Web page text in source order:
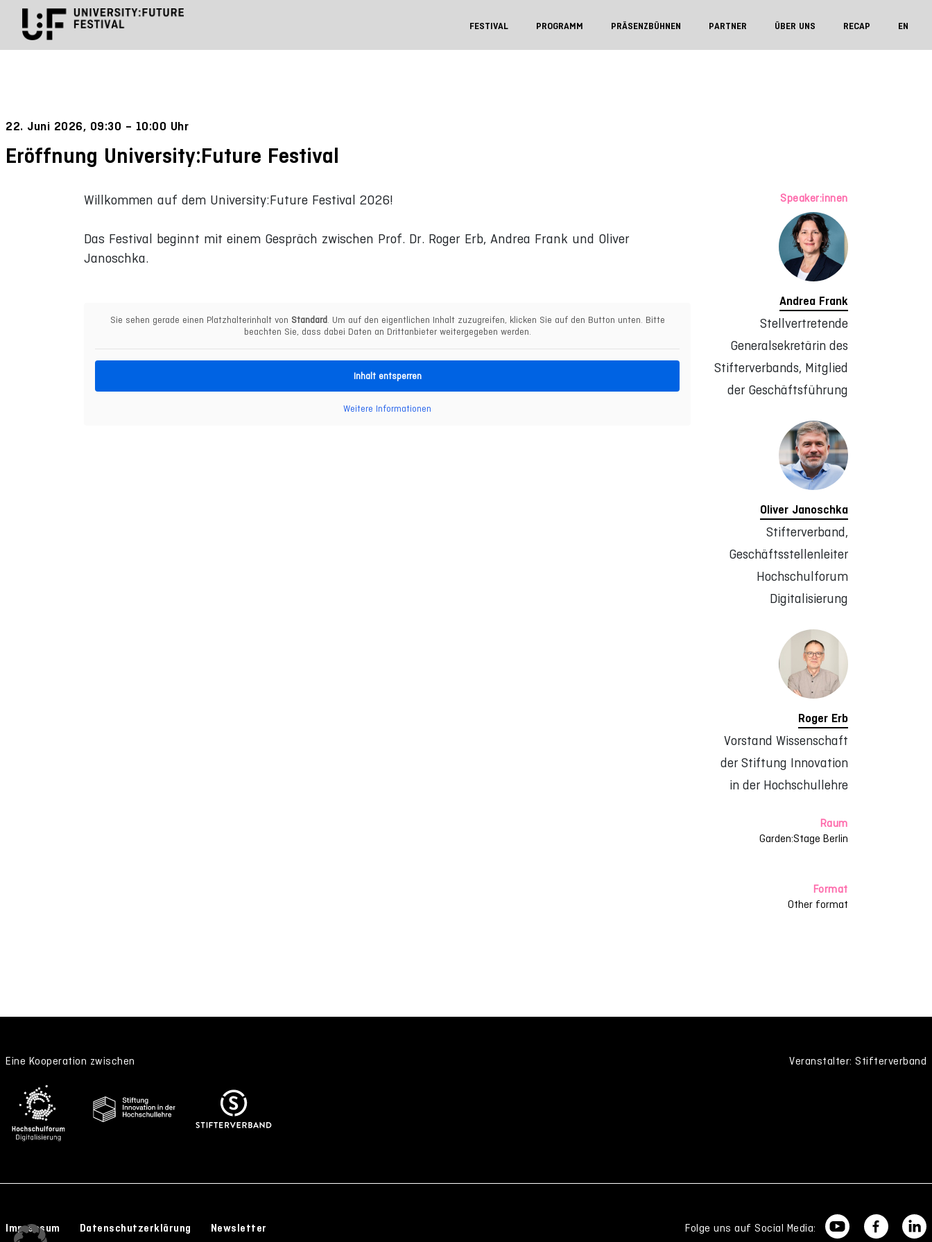
FESTIVAL PROGRAMM PRÄSENZBÜHNEN PARTNER ÜBER UNS RECAP EN
22. Juni 2026, 09:30 – 10:00 Uhr
Eröffnung University:Future Festival
Willkommen auf dem University:Future Festival 2026!
Das Festival beginnt mit einem Gespräch zwischen Prof. Dr. Roger Erb, Andrea Frank und Oliver
Janoschka.
Sie sehen gerade einen Platzhalterinhalt von Standard . Um auf den eigentlichen Inhalt zuzugreifen, klicken Sie auf den Button unten. Bitte
beachten Sie, dass dabei Daten an Drittanbieter weitergegeben werden.
Inhalt entsperren
Weitere Informationen
Speaker:innen
Andrea Frank
Stellvertretende
Generalsekretärin des
Stifterverbands, Mitglied
der Geschäftsführung
Oliver Janoschka
Stifterverband,
Geschäftsstellenleiter
Hochschulforum
Digitalisierung
Roger Erb
Vorstand Wissenschaft
der Stiftung Innovation
in der Hochschullehre
Raum
Garden:Stage Berlin
Format
Other format
Eine Kooperation zwischen Veranstalter: Stifterverband
Impressum Datenschutzerklärung Newsletter Folge uns auf Social Media: